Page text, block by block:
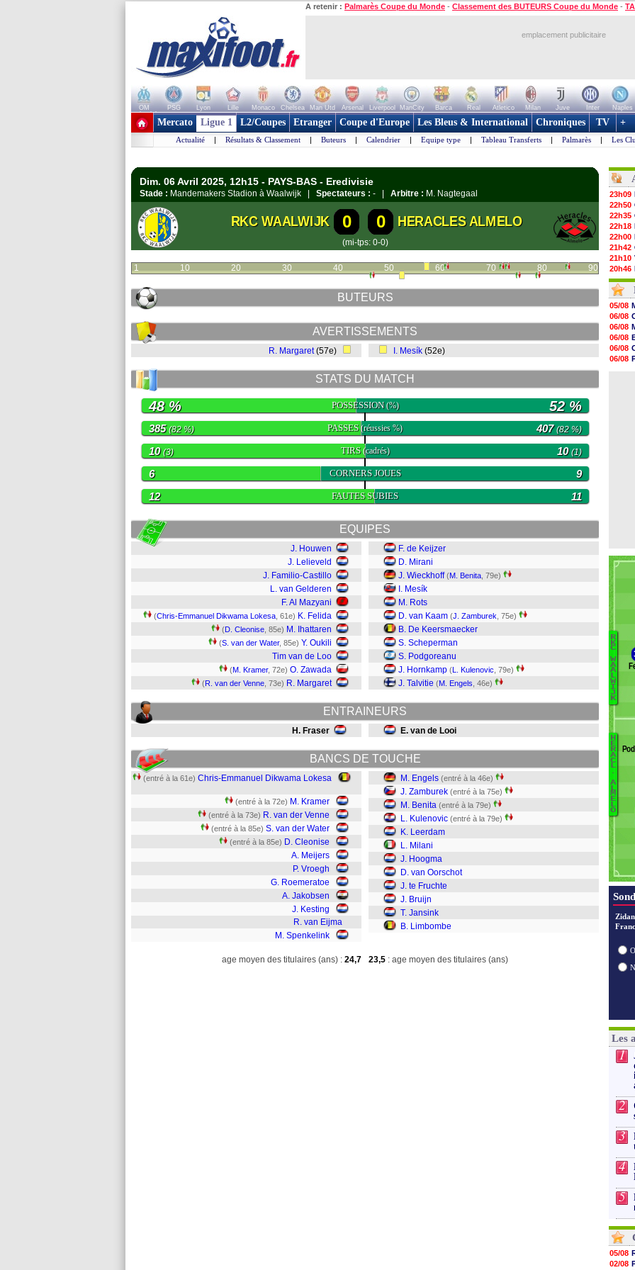
A retenir : Palmarès Coupe du Monde - Classement des BUTEURS Coupe du Monde -
emplacement publicitaire
OM PSG Lyon Lille Monaco Chelsea Man Utd Arsenal Liverpool ManCity Barca Real Atletico Milan Juve Inter Naples
+ de clubs
Mercato Ligue 1 L2/Coupes Etranger Coupe d'Europe Les Bleus & International Chroniques TV +
Actualité | Résultats & Classement | Buteurs | Calendrier | Equipe type | Tableau Transferts | Palmarès | Les
Dim. 06 Avril 2025, 12h15 - PAYS-BAS - Eredivisie
Stade : Mandemakers Stadion à Waalwijk | Spectateurs : - | Arbitre : M. Nagtegaal
RKC WAALWIJK 0 0 HERACLES ALMELO
(mi-tps: 0-0)
1 10 20 30 40 50 60 70 80 90
BUTEURS
AVERTISSEMENTS
R. Margaret(57e) I. Mesík (52e)
STATS DU MATCH
POSSESSION(%)
48 % 52 %
PASSES(réussies %)
385(82 %) 407(82 %)
TIRS(cadrés)
10(3) 10(1)
CORNERS JOUES
6 9
FAUTES SUBIES
12 11
EQUIPES
J. Houwen
J. Lelieveld
J. Familio-Castillo
L. van Gelderen
F. Al Mazyani
(Chris-Emmanuel Dikwama Lokesa , 61e) K. Felida
(D. Cleonise , 85e) M. Ihattaren
(S. van der Water, 85e) Y. Oukili
Tim van de Loo
(M. Kramer, 72e) O. Zawada
(R. van der Venne , 73e) R. Margaret
F. de Keijzer
D. Mirani
J. Wieckhoff (M. Benita , 79e)
I. Mesík
M. Rots
D. van Kaam (J. Zamburek , 75e)
B. De Keersmaecker
S. Scheperman
S. Podgoreanu
J. Hornkamp (L. Kulenovic , 79e)
J. Talvitie (M. Engels , 46e)
ENTRAINEURS
H. Fraser E. van de Looi
BANCS DE TOUCHE
(entré à la 61e) Chris-Emmanuel Dikwama Lokesa
(entré à la 72e) M. Kramer
(entré à la 73e) R. van der Venne
(entré à la 85e) S. van der Water
(entré à la 85e) D. Cleonise
A. Meijers
P. Vroegh
G. Roemeratoe
A. Jakobsen
J. Kesting
R. van Eijma
M. Spenkelink
M. Engels (entré à la 46e)
J. Zamburek (entré à la 75e)
M. Benita (entré à la 79e)
L. Kulenovic (entré à la 79e)
K. Leerdam
L. Milani
J. Hoogma
D. van Oorschot
J. te Fruchte
J. Bruijn
T. Jansink
B. Limbombe
age moyen des titulaires (ans) : 24,7 23,5 : age moyen des titulaires (ans)
23h09
22h50
22h35
22h18
22h00
21h42
21h10
20h46
20h30
20h01
19h18
19h09
18h48
18h37
18h29
17h58
17h46
05/08
06/08
06/08
06/08
06/08
06/08
R
K
C
W
A
A
L
W
I
J
K
H
E
R
A
C
L
.
A
L
M
E
L
O
Les
1
2
3
4
5
05/08
02/08